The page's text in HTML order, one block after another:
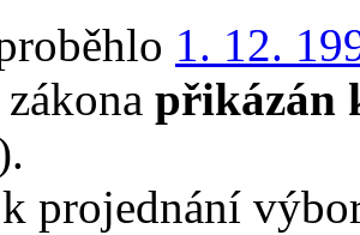
1. 12.
přikázán
projednání